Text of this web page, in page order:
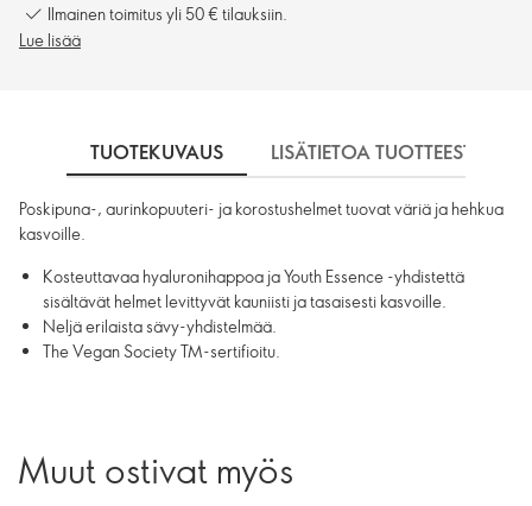
Ilmainen toimitus yli 50 € tilauksiin.
Lue lisää
TUOTEKUVAUS LISÄTIETOA TUOTTEESTA
Poskipuna-, aurinkopuuteri- ja korostushelmet tuovat väriä ja hehkua
kasvoille.
Kosteuttavaa hyaluronihappoa ja Youth Essence -yhdistettä
sisältävät helmet levittyvät kauniisti ja tasaisesti kasvoille.
Neljä erilaista sävy-yhdistelmää.
The Vegan Society TM-sertifioitu.
Muut ostivat myös